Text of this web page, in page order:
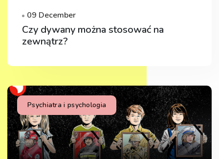
09 December
Czy dywany można stosować na
zewnątrz?
Psychiatra i psychologia